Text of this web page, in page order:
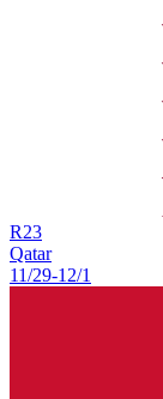
R23
Qatar
11/29-12/1